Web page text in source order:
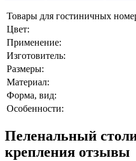
Товары для гостиничных
Цвет:
Применение:
Изготовитель:
Размеры:
Материал:
Форма, вид:
Особенности:
Пеленальный
крепления отзывы